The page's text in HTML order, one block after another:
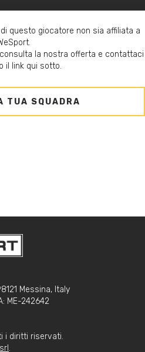
questo giocatore non sia affiliata a
la nostra offerta e contattaci
il link qui sotto.
TUA SQUADRA
Messina, Italy
ME-242642
i diritti riservati.
.